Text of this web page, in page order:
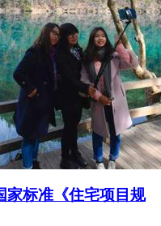
家标准《住宅项目规